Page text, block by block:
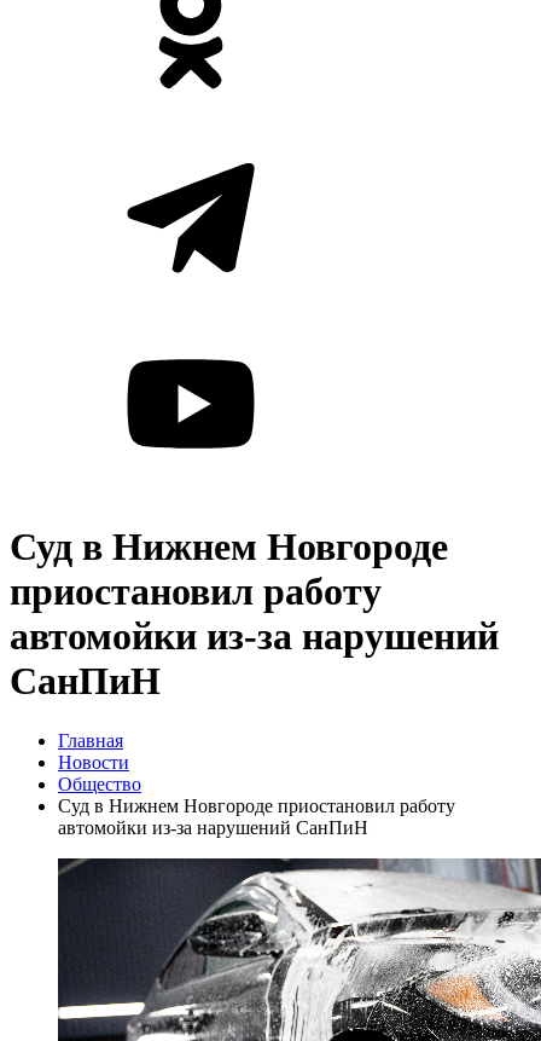
Суд в Нижнем Новгороде
приостановил работу
автомойки из-за нарушений
СанПиН
Главная
Новости
Общество
Суд в Нижнем Новгороде приостановил работу
автомойки из-за нарушений СанПиН